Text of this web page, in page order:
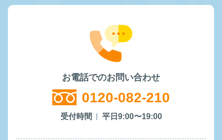
お電話でのお問い合わせ
0120-082-210
受付時間 平日9:00〜19:00